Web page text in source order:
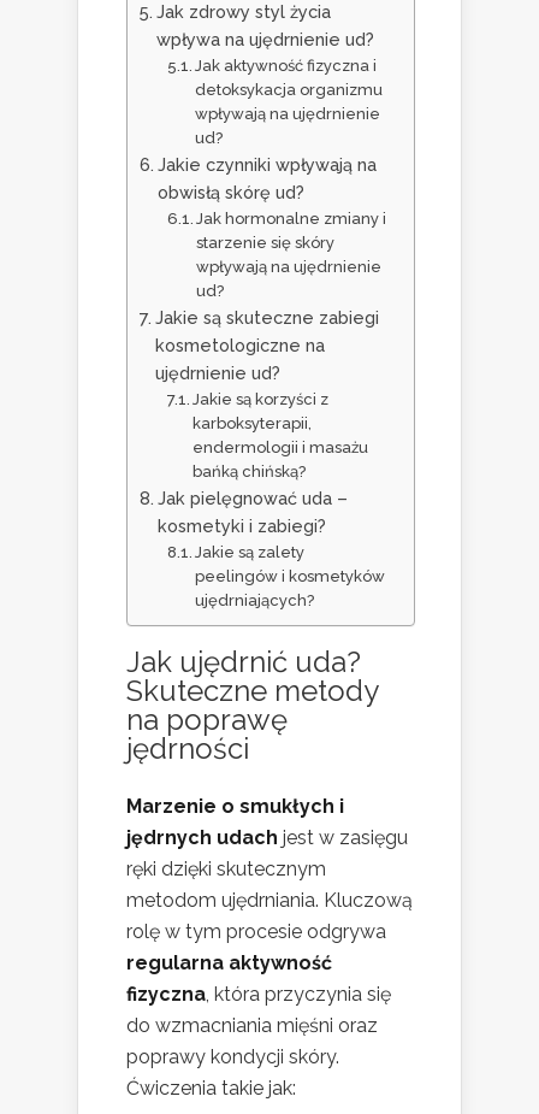
Jak zdrowy styl życia
wpływa na ujędrnienie ud?
Jak aktywność fizyczna i
detoksykacja organizmu
wpływają na ujędrnienie
ud?
Jakie czynniki wpływają na
obwisłą skórę ud?
Jak hormonalne zmiany i
starzenie się skóry
wpływają na ujędrnienie
ud?
Jakie są skuteczne zabiegi
kosmetologiczne na
ujędrnienie ud?
Jakie są korzyści z
karboksyterapii,
endermologii i masażu
bańką chińską?
Jak pielęgnować uda –
kosmetyki i zabiegi?
Jakie są zalety
peelingów i kosmetyków
ujędrniających?
Jak ujędrnić uda?
Skuteczne metody
na poprawę
jędrności
Marzenie o smukłych i
jędrnych udach jest w zasięgu
ręki dzięki skutecznym
metodom ujędrniania. Kluczową
rolę w tym procesie odgrywa
regularna aktywność
fizyczna, która przyczynia się
do wzmacniania mięśni oraz
poprawy kondycji skóry.
Ćwiczenia takie jak: